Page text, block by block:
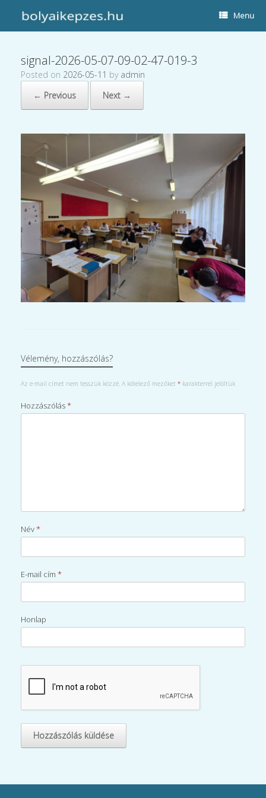
Menu
signal-2026-05-07-09-02-47-019-3
Posted on 2026-05-11 by admin
← Previous
Next →
Vélemény, hozzászólás?
Az e-mail címet nem tesszük közzé. A kötelező mezőket * karakterrel jelöltük
Hozzászólás*
Név*
E-mail cím *
Honlap